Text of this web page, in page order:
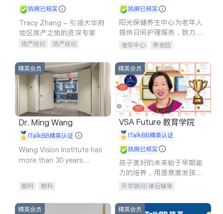
执照已核实
Tracy Zhang - 引领大华府
地区房产之旅的资深专家
地产经纪
地产经纪
商铺租售
开发商建商
执照已核实
阳光保健养生中心为老年人
提供日间护理服务，致力于
通过持续的护理创新来有效
老年中心 养老院
精英会员
Dr. Ming Wang
iTalkBB精英认证
Wang Vision Institute has
more than 30 years
眼科 眼科
精英会员
VSA Future 教育学院
iTalkBB精英认证
执照已核实
孩子美好的未来始于早期能
力的培养，用愿景激发孩子
的学习潜力和动力。理念：
拥有成长型心态是成功的基
石。
升学顾问/课后辅导
精英会员 精英会员